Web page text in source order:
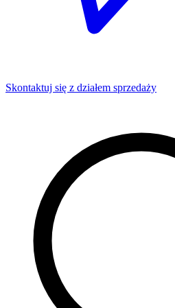
Skontaktuj się z działem sprzedaży